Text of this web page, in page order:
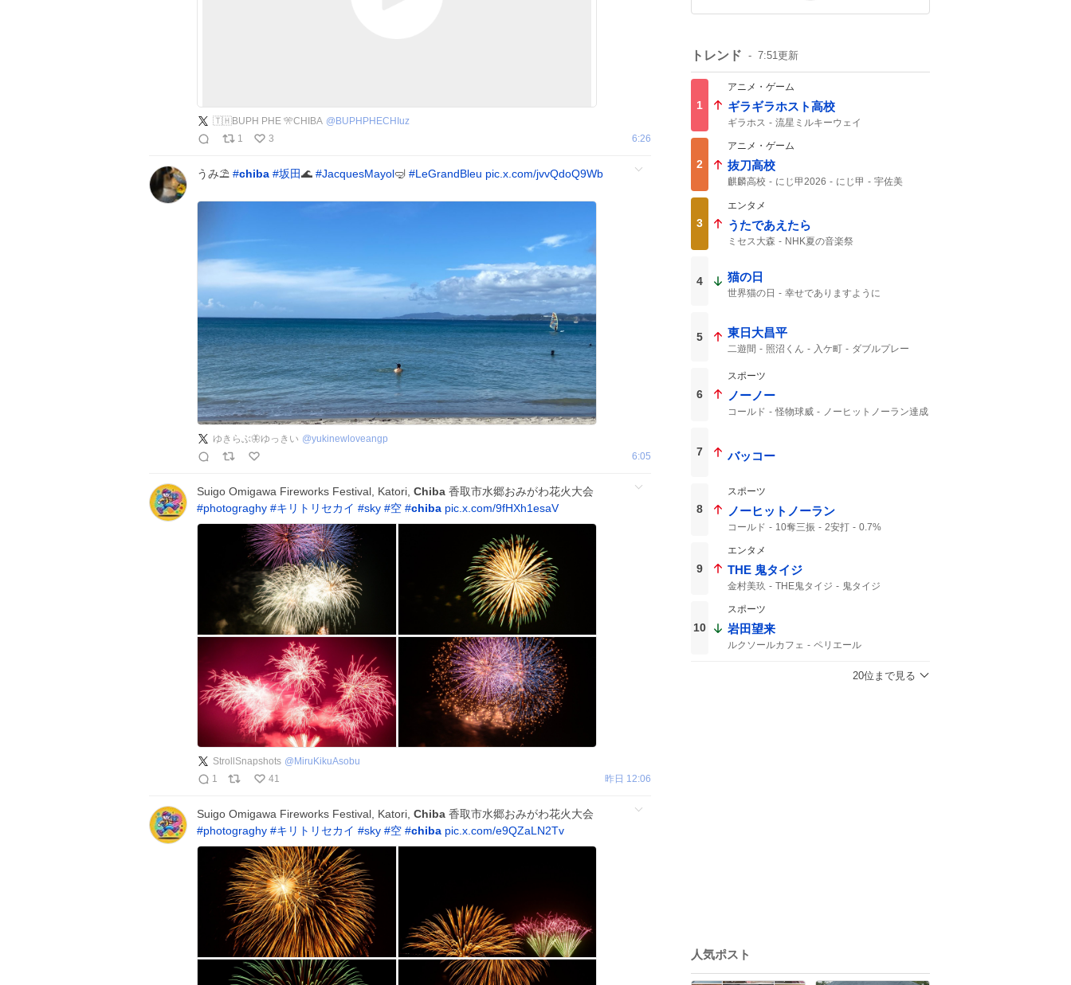
🇹🇭BUPH PHE 🎌CHIBA @ BUPHPHECHIuz
1
3 6:26
うみ⛱️ #chiba #坂田🌊 #JacquesMayol🤿 #LeGrandBleu pic.x.com/jvvQdoQ9Wb
ゆきらぶ🦋ゆっきい @yukinewloveangp
6:05
Suigo Omigawa Fireworks Festival, Katori, Chiba 香取市水郷おみがわ花火大会
#photograghy #キリトリセカイ #sky #空 #chiba pic.x.com/9fHXh1esaV
StrollSnapshots @ MiruKikuAsobu
1
41 昨日 12:06
Suigo Omigawa Fireworks Festival, Katori, Chiba 香取市水郷おみがわ花火大会
#photograghy #キリトリセカイ #sky #空 #chiba pic.x.com/e9QZaLN2Tv
トレンド 7:51更新
1
アニメ・ゲーム
ギラギラホスト高校
ギラホス
流星ミルキーウェイ
2
アニメ・ゲーム
抜刀高校
麒麟高校 にじ甲2026 にじ甲 宇佐美
3
エンタメ
うたであえたら
ミセス大森 NHK夏の音楽祭
4 猫の日
世界猫の日 幸せでありますように
5 東日大昌平
二遊間 照沼くん 入ケ町
ダブルプレー
タイブレーク
6
スポーツ
ノーノー
コールド 怪物球威 ノーヒットノーラン達成
7 バッコー
8
スポーツ
ノーヒットノーラン
コールド 10奪三振 2安打 0.7%
9
エンタメ
THE 鬼タイジ
金村美玖 THE鬼タイジ 鬼タイジ
10
スポーツ
岩田望来
ルクソールカフェ
ペリエール
20位まで見る
人気ポスト